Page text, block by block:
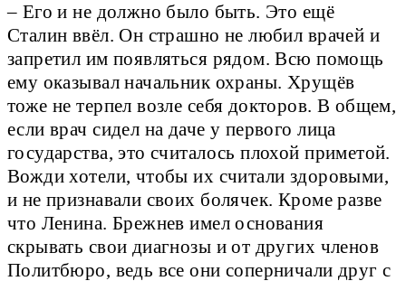
– Его и не должно было быть. Это ещё
Сталин ввёл. Он страшно не любил врачей и
запретил им появляться рядом. Всю помощь
ему оказывал начальник охраны. Хрущёв
тоже не терпел возле себя докторов. В общем,
если врач сидел на даче у первого лица
государства, это считалось плохой приметой.
Вожди хотели, чтобы их считали здоровыми,
и не признавали своих болячек. Кроме разве
что Ленина. Брежнев имел основания
скрывать свои диагнозы и от других членов
Политбюро, ведь все они соперничали друг с